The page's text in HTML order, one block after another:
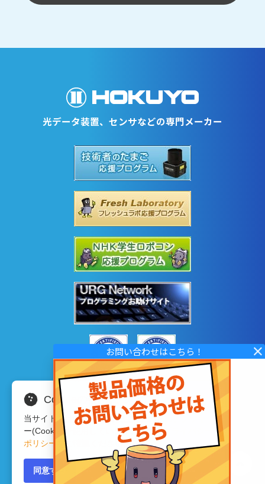
UXM-30LAH-EHA
URM-40LC/LCN-EW
測域センサ エリア設定タイプ
UGM-50LAP/LAN
測域センサ エリア設定タイプ
UST-30LC/LCN
測域センサ エリア設定タイプ
UST-30LC/LCN-X01
測域センサ エリア設定タイプ
光データ装置、センサなどの専門メーカー
Copyright © 2020 HOKUYO AUTOMATIC CO.LTD
All Rights Reserved.
Cookieの使用について
当サイトではサイトの利便性向上のため、クッキ
ー(Cookie)を使用しています。詳細はプライバシー
ポリシー
をご確認ください。
同意する